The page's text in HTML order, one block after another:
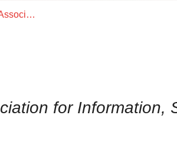
Livraison de Journal of the Association for Information, Science and Technology - vol. 65 - no. 4 - 2014
for Information,